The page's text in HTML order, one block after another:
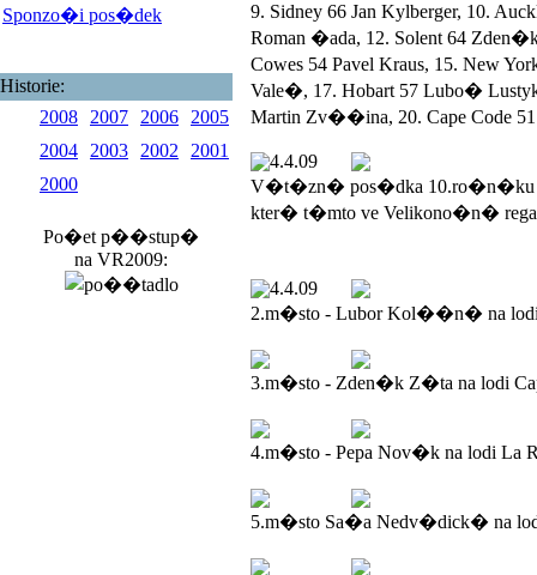
Sponzo�i pos�dek
Historie:
2008
2007 2006
2005
2004
2003 2002
2001
2000
Po�et p��stup�
na VR2009:
9. Sidney 66 Jan Kylberger, 10.
Roman �ada, 12. Solent 64
Cowes 54 Pavel Kraus, 15. New
Vale�, 17. Hobart 57 Lubo�
Martin Zv��ina, 20. Cape Code 51
4.4.09
V�t�zn� pos�dka 10.ro�n�ku
kter� t�mto ve Velikono�n�
4.4.09
2.m�sto - Lubor Kol��n� na
3.m�sto - Zden�k Z�ta na lodi
4.m�sto - Pepa Nov�k na lodi La
5.m�sto Sa�a Nedv�dick� na